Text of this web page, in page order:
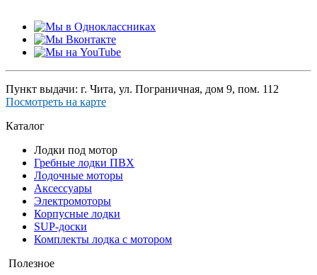
Пункт выдачи: г. Чита, ул. Пограничная, дом 9, пом. 112
Посмотреть на карте
Каталог
Лодки под мотор
Гребные лодки ПВХ
Лодочные моторы
Аксессуары
Электромоторы
Корпусные лодки
SUP-доски
Комплекты лодка с мотором
Полезное